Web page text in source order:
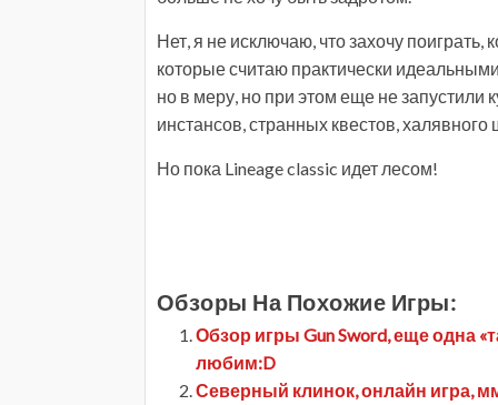
Нет, я не исключаю, что захочу поиграть,
которые считаю практически
но в меру, но при этом еще не запустили
инстансов, странных квестов, халявного
Но пока Lineage classic идет лесом!
Обзоры На Похожие Игры:
Обзор игры Gun Sword, еще одна
любим:D
Северный клинок, онлайн игра,